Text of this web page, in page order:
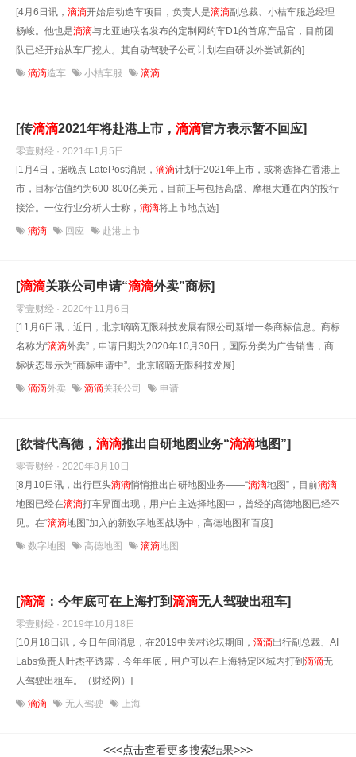
[4月6日讯， 滴滴开始启动造车项目，负责人是滴滴副总裁、小桔车服总经理
杨峻。他也是滴滴与比亚迪联名发布的定制网约车D1的首席产品官，目前团
队已经开始从车厂挖人。其自动驾驶子公司计划在自研以外尝试新的]
滴滴造车 小桔车服 滴滴
[传滴滴2021年将赴港上市， 滴滴官方表示暂不回应]
零壹财经 · 2021年1月5日
[1月4日，据晚点 LatePost消息， 滴滴计划于2021年上市，或将选择在香港上
市，目标估值约为600-800亿美元，目前正与包括高盛、摩根大通在内的投行
接洽。一位行业分析人士称， 滴滴将上市地点选]
滴滴 回应 赴港上市
[滴滴关联公司申请“滴滴外卖”商标]
零壹财经 · 2020年11月6日
[11月6日讯，近日，北京嘀嘀无限科技发展有限公司新增一条商标信息。商标
名称为“滴滴外卖”，申请日期为2020年10月30日，国际分类为广告销售，商
标状态显示为“商标申请中”。北京嘀嘀无限科技发展]
滴滴外卖 滴滴关联公司 申请
[欲替代高德， 滴滴推出自研地图业务“滴滴地图”]
零壹财经 · 2020年8月10日
[8月10日讯，出行巨头滴滴悄悄推出自研地图业务——“滴滴地图”，目前滴滴
地图已经在滴滴打车界面出现，用户自主选择地图中，曾经的高德地图已经不
见。在“滴滴地图”加入的新数字地图战场中，高德地图和百度]
数字地图 高德地图 滴滴地图
[滴滴 ：今年底可在上海打到滴滴无人驾驶出租车]
零壹财经 · 2019年10月18日
[10月18日讯，今日午间消息，在2019中关村论坛期间， 滴滴出行副总裁、AI
Labs负责人叶杰平透露，今年年底，用户可以在上海特定区域内打到滴滴无
人驾驶出租车。（财经网）]
滴滴 无人驾驶 上海
<<<点击查看更多搜索结果>>>